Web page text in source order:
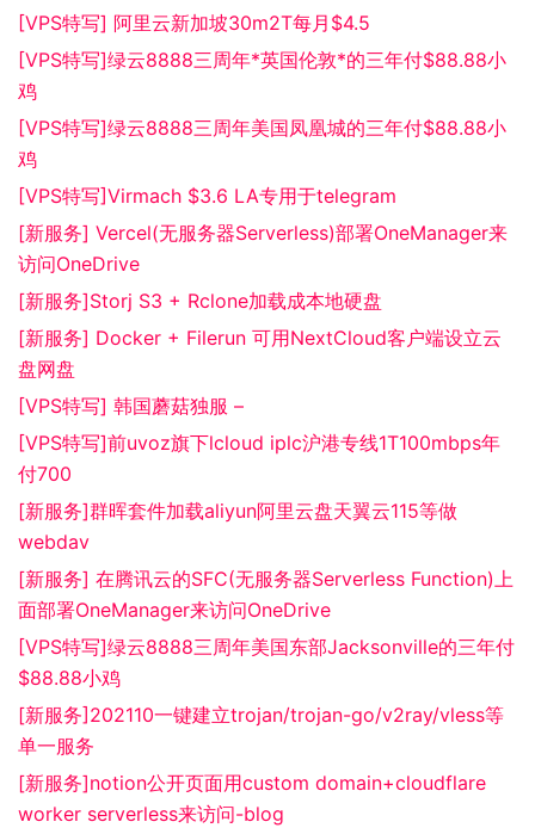
[VPS特写] 阿里云新加坡30m2T每月$4.5
[VPS特写]绿云8888三周年*英国伦敦*的三年付$88.88小
鸡
[VPS特写]绿云8888三周年美国凤凰城的三年付$88.88小
鸡
[VPS特写]Virmach $3.6 LA专用于telegram
[新服务] Vercel(无服务器Serverless)部署OneManager来
访问OneDrive
[新服务]Storj S3 + Rclone加载成本地硬盘
[新服务] Docker + Filerun 可用NextCloud客户端设立云
盘网盘
[VPS特写] 韩国蘑菇独服 –
[VPS特写]前uvoz旗下lcloud iplc沪港专线1T100mbps年
付700
[新服务]群晖套件加载aliyun阿里云盘天翼云115等做
webdav
[新服务] 在腾讯云的SFC(无服务器Serverless Function)上
面部署OneManager来访问OneDrive
[VPS特写]绿云8888三周年美国东部Jacksonville的三年付
$88.88小鸡
[新服务]202110一键建立trojan/trojan-go/v2ray/vless等
单一服务
[新服务]notion公开页面用custom domain+cloudflare
worker serverless来访问-blog